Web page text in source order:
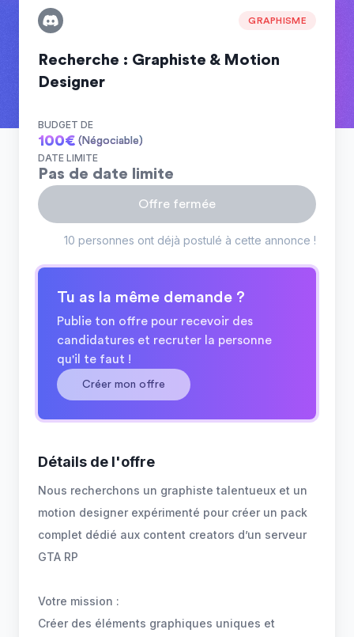
GRAPHISME
Recherche : Graphiste & Motion
Designer
BUDGET DE
100€ (Négociable)
DATE LIMITE
Pas de date limite
Offre fermée
10 personnes ont déjà postulé à cette annonce !
Tu as la même demande ?
Publie ton offre pour recevoir des
candidatures et recruter la personne
qu'il te faut !
Créer mon offre
Détails de l'offre
Nous recherchons un graphiste talentueux et un
motion designer expérimenté pour créer un pack
complet dédié aux content creators d’un serveur
GTA RP
Votre mission :
Créer des éléments graphiques uniques et